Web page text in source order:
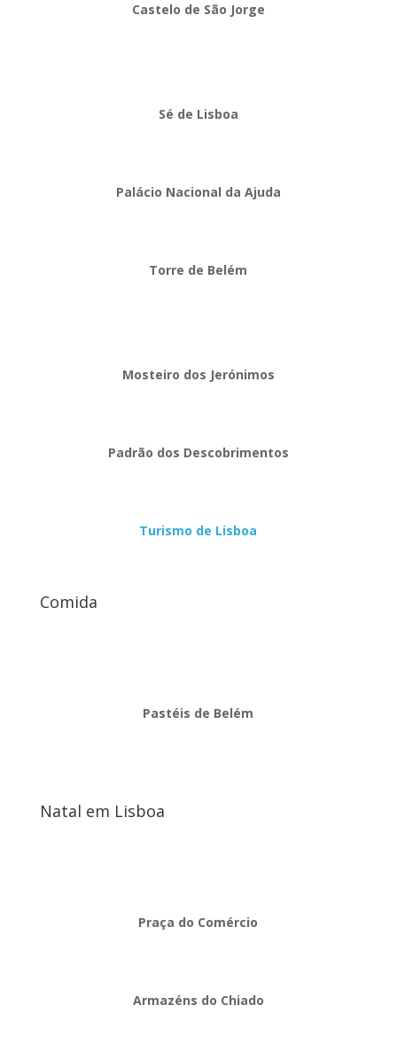
Castelo de São Jorge
Sé de Lisboa
Palácio Nacional da Ajuda
Torre de Belém
Mosteiro dos Jerónimos
Padrão dos Descobrimentos
Turismo de Lisboa
Comida
Pastéis de Belém
Natal em Lisboa
Praça do Comércio
Armazéns do Chiado